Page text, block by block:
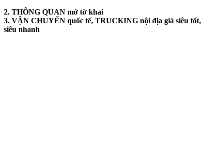
2. THÔNG QUAN mở tờ khai
3. VẬN CHUYỂN quốc tế, TRUCKING nội địa giá siêu tốt,
siêu nhanh